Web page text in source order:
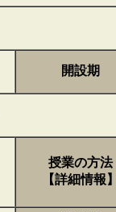
開設期
授業の方法
【詳細情報